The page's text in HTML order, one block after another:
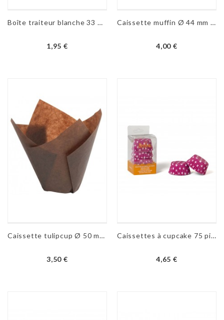
Boîte traiteur blanche 33 X 43 cm - H 6 cm
1,95 €
Caissette muffin Ø 44 mm - H 35 mm 20 pièces
4,00 €
Caissette tulipcup Ø 50 mm - H 80 mm 20 pièces
3,50 €
Caissettes à cupcake 75 pièces - plusieurs coloris
4,65 €